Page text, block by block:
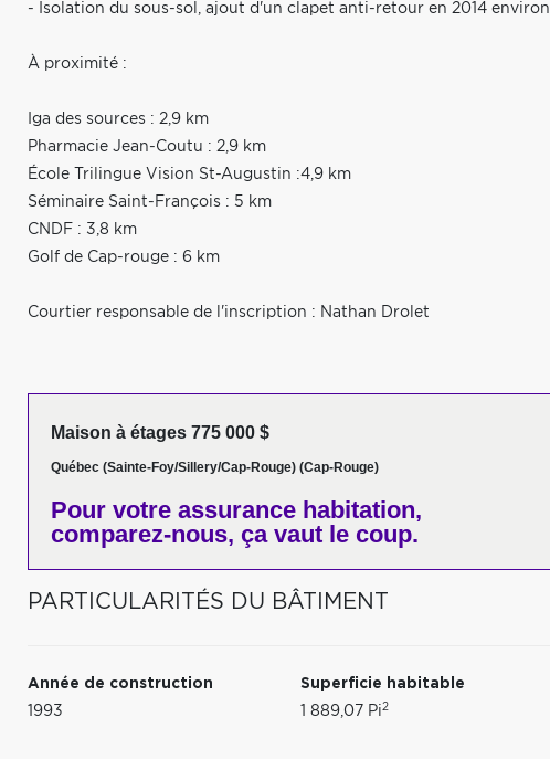
- Isolation du sous-sol, ajout d'un clapet anti-retour en 2014 environ
À proximité :
Iga des sources : 2,9 km
Pharmacie Jean-Coutu : 2,9 km
École Trilingue Vision St-Augustin :4,9 km
Séminaire Saint-François : 5 km
CNDF : 3,8 km
Golf de Cap-rouge : 6 km
Courtier responsable de l'inscription : Nathan Drolet
Maison à étages 775 000 $
Québec (Sainte-Foy/Sillery/Cap-Rouge) (Cap-Rouge)
Pour votre assurance habitation,
comparez-nous, ça vaut le coup.
PARTICULARITÉS DU BÂTIMENT
Année de construction
1993
Superficie habitable
1 889,07 Pi2